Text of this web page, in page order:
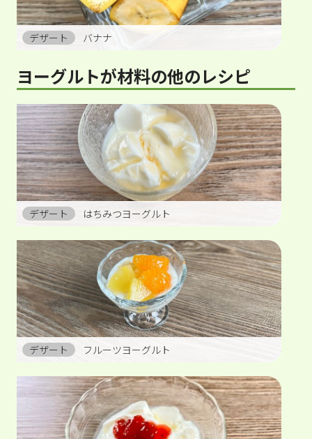
デザート バナナ
ヨーグルトが材料の他のレシピ
デザート はちみつヨーグルト
デザート フルーツヨーグルト